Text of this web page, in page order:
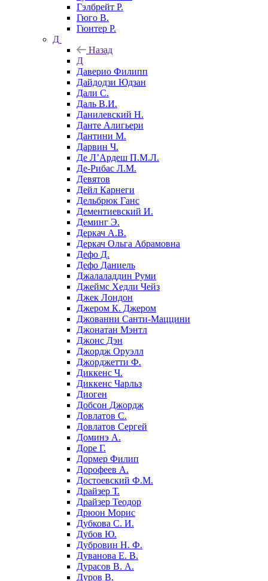
Гэлбрейт Р.
Гюго В.
Гюнтер Р.
Д
Назад
Д
Даверио Филипп
Дайдодзи Юдзан
Дали С.
Даль В.И.
Данилевский Н.
Данте Алигьери
Дантини М.
Дарвин Ч.
Де Л’Ардеш П.М.Л.
Де-Рибас Л.М.
Девятов
Дейл Карнеги
Дельбрюк Ганс
Дементиевский И.
Деминг Э.
Деркач А.В.
Деркач Ольга Абрамовна
Дефо Д.
Дефо Даниель
Джалаладдин Руми
Джеймс Хедли Чейз
Джек Лондон
Джером К. Джером
Джованни Санти-Маццини
Джонатан Мэнтл
Джонс Дэн
Джордж Оруэлл
Джорджетти Ф.
Диккенс Ч.
Диккенс Чарльз
Диоген
Добсон Джордж
Довлатов С.
Довлатов Сергей
Доминэ А.
Доре Г.
Дормер Филип
Дорофеев А.
Достоевский Ф.М.
Драйзер Т.
Драйзер Теодор
Дрюон Морис
Дубкова С. И.
Дубов Ю.
Дубровин Н. Ф.
Дуванова Е. В.
Дурасов В. А.
Дуров В.